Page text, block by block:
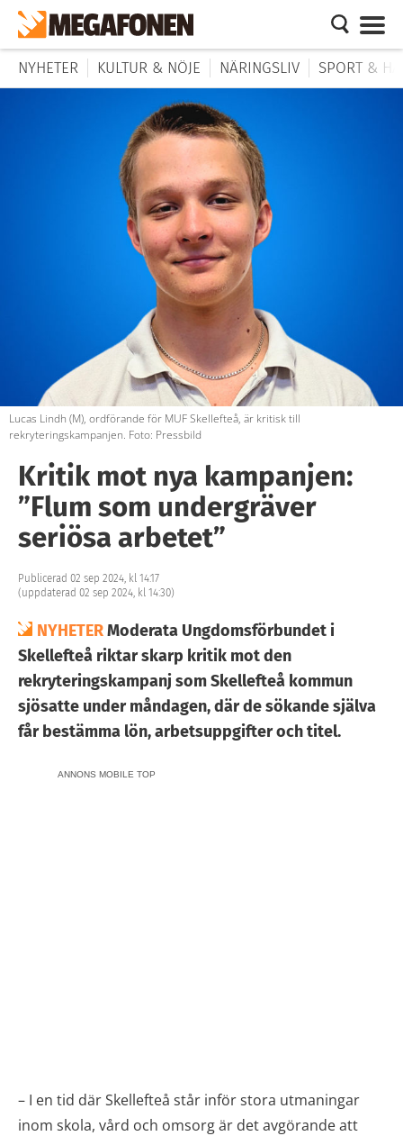
NYHETER KULTUR & NÖJE NÄRINGSLIV SPORT &
Lucas Lindh (M), ordförande för MUF Skellefteå, är kritisk till
rekryteringskampanjen. Foto: Pressbild
Kritik mot nya kampanjen:
”Flum som undergräver
seriösa arbetet”
Publicerad 02 sep 2024, kl 14:17
(uppdaterad 02 sep 2024, kl 14:30)
NYHETERModerata Ungdomsförbundet i
Skellefteå riktar skarp kritik mot den
rekryteringskampanj som Skellefteå kommun
sjösatte under måndagen, där de sökande själva
får bestämma lön, arbetsuppgifter och titel.
ANNONS MOBILE TOP
– I en tid där Skellefteå står inför stora utmaningar
inom skola, vård och omsorg är det avgörande att